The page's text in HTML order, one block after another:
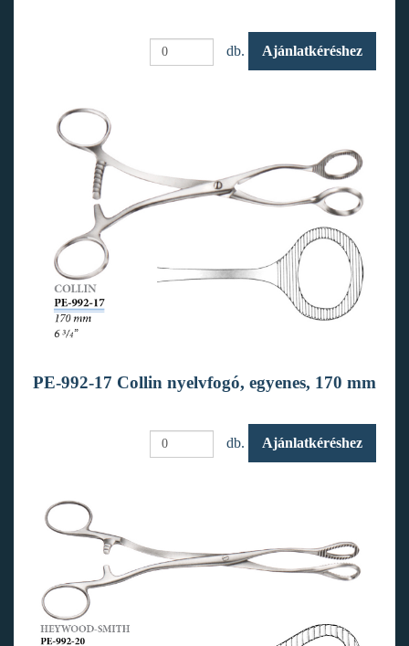
db. Ajánlatkéréshez
PE-992-17 Collin nyelvfogó, egyenes, 170 mm
db. Ajánlatkéréshez